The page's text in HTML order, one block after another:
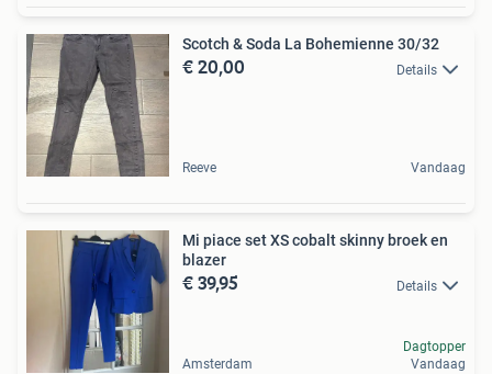
Scotch & Soda La Bohemienne 30/32
€ 20,00 Details
Reeve Vandaag
Mi piace set XS cobalt skinny broek en
blazer
€ 39,95 Details
Amsterdam
Dagtopper
Vandaag